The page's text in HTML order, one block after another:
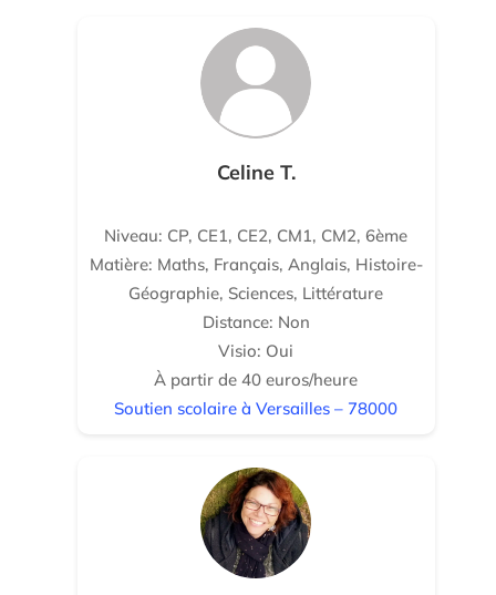
Celine T.
Niveau: CP, CE1, CE2, CM1, CM2, 6ème
Matière: Maths, Français, Anglais, Histoire-
Géographie, Sciences, Littérature
Distance: Non
Visio: Oui
À partir de 40 euros/heure
Soutien scolaire à Versailles – 78000